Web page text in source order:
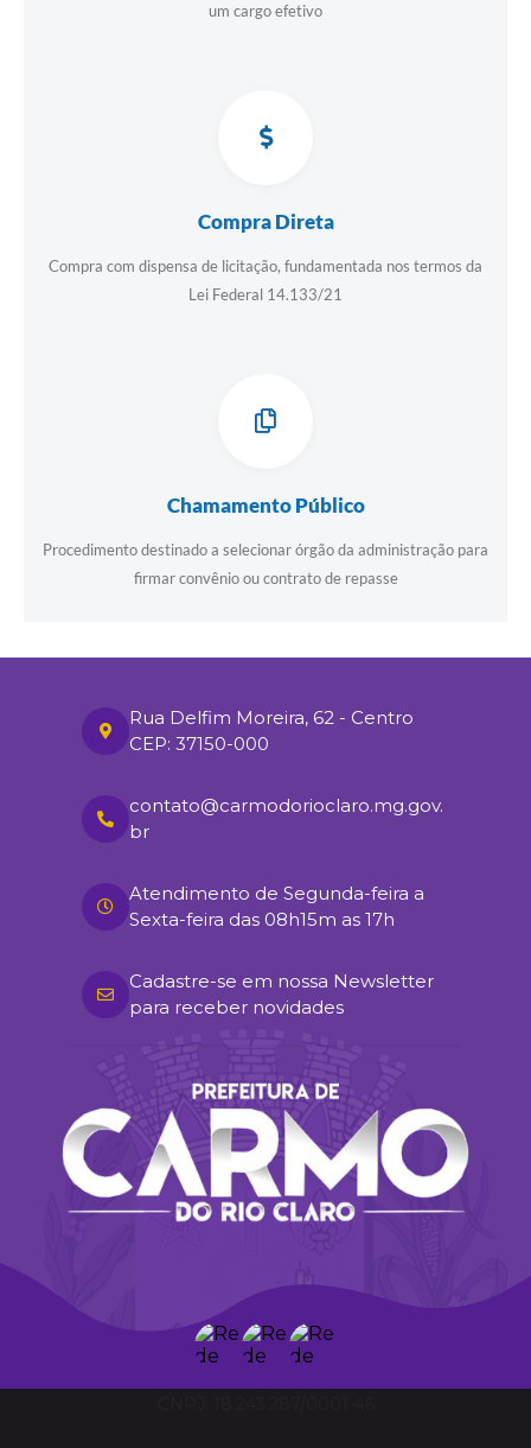
um cargo efetivo
Compra Direta
Compra com dispensa de licitação, fundamentada nos termos da
Lei Federal 14.133/21
Chamamento Público
Procedimento destinado a selecionar órgão da administração para
firmar convênio ou contrato de repasse
Rua Delfim Moreira, 62 - Centro
CEP: 37150-000
contato@carmodorioclaro.mg.gov.
br
Atendimento de Segunda-feira a
Sexta-feira das 08h15m as 17h
Cadastre-se em nossa Newsletter
para receber novidades